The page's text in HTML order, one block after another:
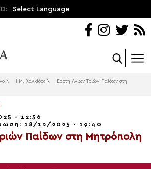
Select Language
\ Ι.Μ. Χαλκίδος \
Εορτή Αγίων Τριών Παίδων στη
- 12:56
18/12/2025 - 19:40
Παίδων στη Μητρόπολη